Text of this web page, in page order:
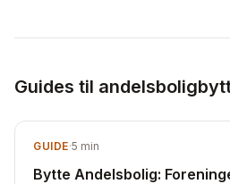
Guides til
GUIDE·5 min
Bytte Andelsbolig: